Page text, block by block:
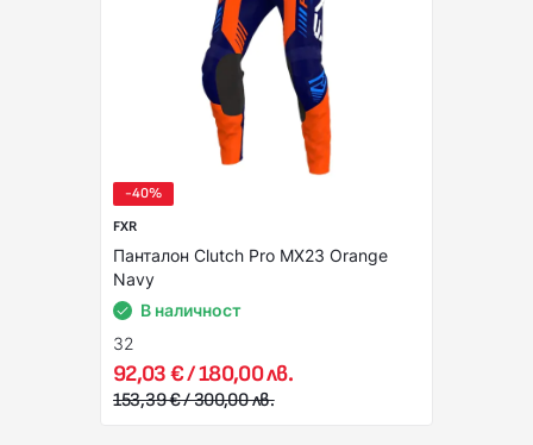
-40%
FXR
Панталон Clutch Pro MX23 Orange
Navy
В наличност
32
92,03 € / 180,00 лв.
153,39 € / 300,00 лв.